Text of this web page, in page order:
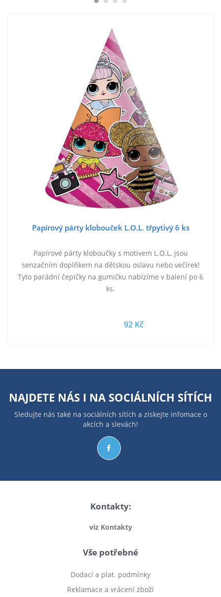
Papírový párty klobouček L.O.L. třpytivý 6 ks
Papírové párty kloboučky s motivem L.O.L. jsou
senzačním doplňkem na dětskou oslavu nebo večírek!
Tyto parádní čepičky na gumičku nabízíme v balení po 6
ks.
92 Kč
NAJDETE NÁS I NA SOCIÁLNÍCH SÍTÍCH
Sledujte nás také na sociálních sítích a získejte infomace o
akcích a slevách!
Kontakty:
viz Kontakty
Vše potřebné
Dodací a plat. podmínky
Reklamace a vrácení zboží